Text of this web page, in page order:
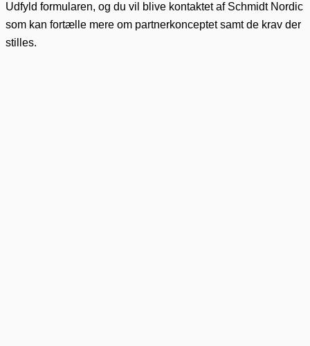
Udfyld formularen, og du vil blive kontaktet af Schmidt Nordic
som kan fortælle mere om partnerkonceptet samt de krav der
stilles.